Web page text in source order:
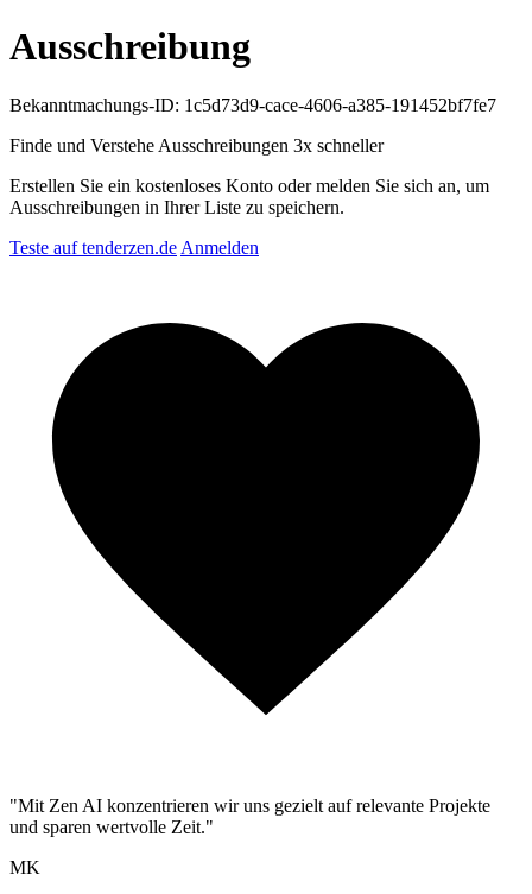
Ausschreibung
Bekanntmachungs-ID: 1c5d73d9-cace-4606-a385-191452bf7fe7
Finde und Verstehe Ausschreibungen 3x schneller
Erstellen Sie ein kostenloses Konto oder melden Sie sich an, um
Ausschreibungen in Ihrer Liste zu speichern.
Teste auf tenderzen.de Anmelden
"Mit Zen AI konzentrieren wir uns gezielt auf relevante Projekte
und sparen wertvolle Zeit."
MK